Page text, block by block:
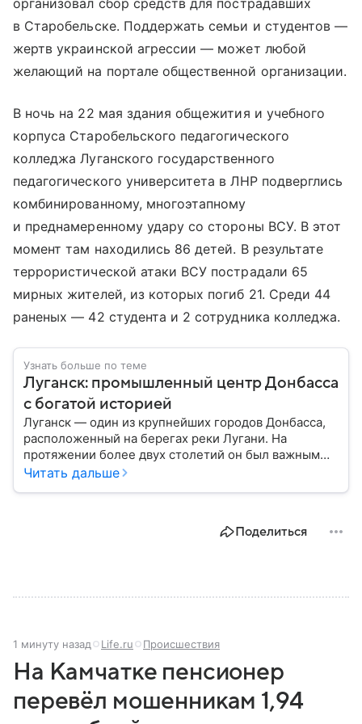
организовал сбор средств для пострадавших
в Старобельске. Поддержать семьи и студентов —
жертв украинской агрессии — может любой
желающий на портале общественной организации.
В ночь на 22 мая здания общежития и учебного
корпуса Старобельского педагогического
колледжа Луганского государственного
педагогического университета в ЛНР подверглись
комбинированному, многоэтапному
и преднамеренному удару со стороны ВСУ. В этот
момент там находились 86 детей. В результате
террористической атаки ВСУ пострадали 65
мирных жителей, из которых погиб 21. Среди 44
раненых — 42 студента и 2 сотрудника колледжа.
Узнать больше по теме
Луганск: промышленный центр Донбасса
с богатой историей
Луганск — один из крупнейших городов Донбасса,
расположенный на берегах реки Лугани. На
протяжении более двух столетий он был важным
центром металлургии, машиностроения и угольной
событиями последних десятилетий — собрали
Читать дальше
Поделиться
1 минуту назад Life.ru Происшествия
На Камчатке пенсионер
перевёл мошенникам 1,94